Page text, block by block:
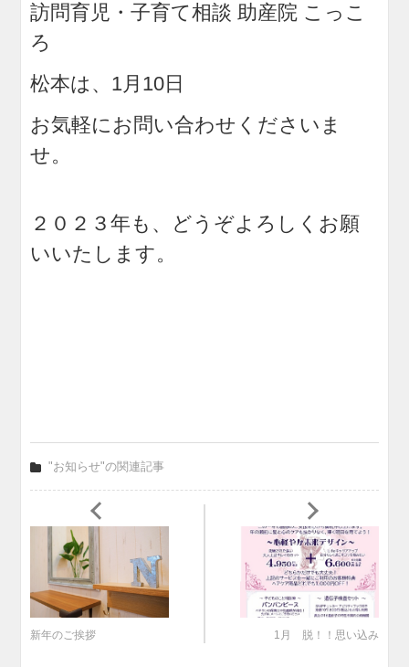
訪問育児・子育て相談 助産院 こっこ
ろ
松本は、1月10日
お気軽にお問い合わせくださいま
せ。
２０２３年も、どうぞよろしくお願
いいたします。
"お知らせ"の関連記事
新年のご挨拶 1月 脱！！思い込み